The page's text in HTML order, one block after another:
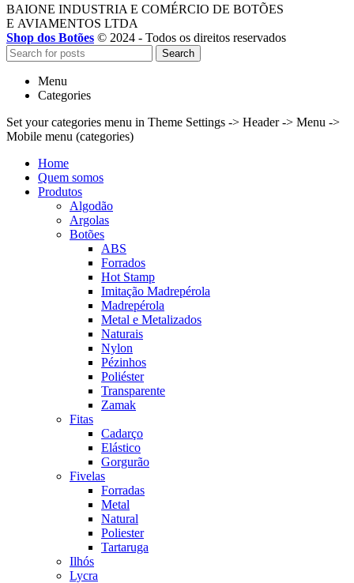
BAIONE INDUSTRIA E COMÉRCIO DE BOTÕES
E AVIAMENTOS LTDA
Shop dos Botões © 2024 - Todos os direitos reservados
Search
Menu
Categories
Set your categories menu in Theme Settings -> Header -> Menu ->
Mobile menu (categories)
Home
Quem somos
Produtos
Algodão
Argolas
Botões
ABS
Forrados
Hot Stamp
Imitação Madrepérola
Madrepérola
Metal e Metalizados
Naturais
Nylon
Pézinhos
Poliéster
Transparente
Zamak
Fitas
Cadarço
Elástico
Gorgurão
Fivelas
Forradas
Metal
Natural
Poliester
Tartaruga
Ilhós
Lycra